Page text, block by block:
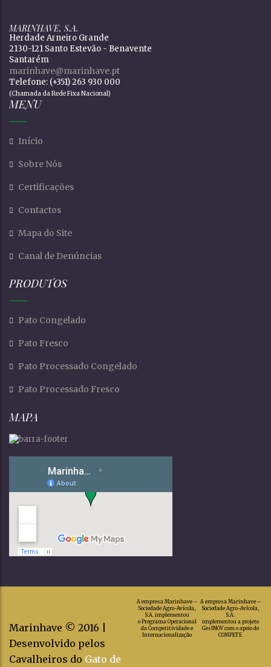
MARINHAVE, S.A.
Herdade Arneiro Grande
2130-121 Santo Estevão - Benavente
Santarém
marinhave@marinhave.pt
Telefone: (+351) 263 930 000
(Chamada da Rede Fixa Nacional)
MENU
Início
Sobre Nós
Certificações
Contactos
Mapa do Site
Canal de Denúncias
PRODUTOS
Pato Congelado
Pato Fresco
Pato Processado Congelado
Pato Processado Fresco
MAPA
Marinhave © 2016 |
Desenvolvido pelos
Cavalheiros do Gato de
A empresa Marinhave –
Sociedade Agro-Avícola,
S.A.
implementou a projeto
GesINOV com o apoio do
COMPETE
A empresa Marinhave –
Sociedade Agro-Avícola,
S.A. implementou
o Programa Operacional
da Competitividade e
Internacionalização